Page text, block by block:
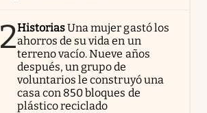
2HistoriasUna mujer gastó los
ahorros de su vida en un
terreno vacío. Nueve años
después, un grupo de
voluntarios le construyó una
casa con 850 bloques de
plástico reciclado